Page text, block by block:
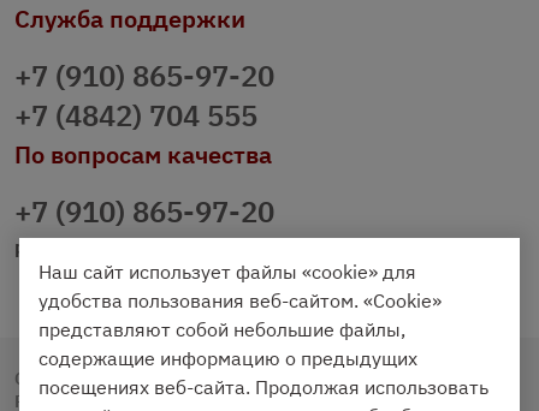
Служба поддержки
+7 (910) 865-97-20
+7 (4842) 704 555
По вопросам качества
+7 (910) 865-97-20
prazdnichniy40@palmi.ru
Copyright © 2020 - 2026. Праздничный Стол.
Разработка и продвижение - Vegas Studio
Наш сайт использует файлы «cookie» для
удобства пользования веб-сайтом. «Cookie»
представляют собой небольшие файлы,
содержащие информацию о предыдущих
посещениях веб-сайта. Продолжая использовать